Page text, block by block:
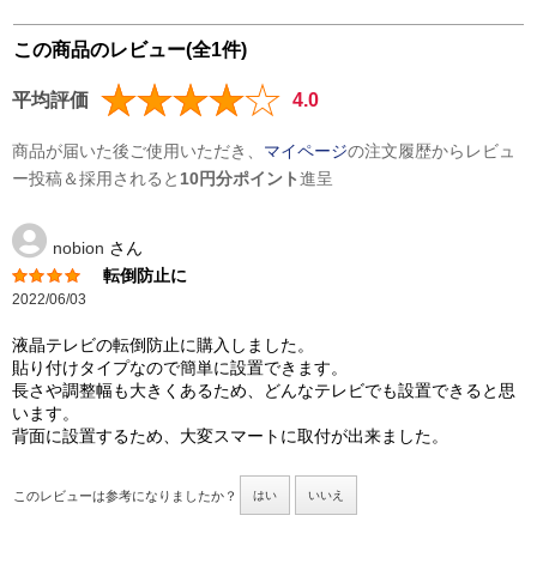
この商品のレビュー(全1件)
平均評価 4.0
商品が届いた後ご使用いただき、 マイページの注文履歴からレビュ
ー投稿＆採用されると 10円分ポイント進呈
nobion さん
転倒防止に
2022/06/03
液晶テレビの転倒防止に購入しました。
貼り付けタイプなので簡単に設置できます。
長さや調整幅も大きくあるため、どんなテレビでも設置できると思
います。
背面に設置するため、大変スマートに取付が出来ました。
このレビューは参考になりましたか？ はい いいえ